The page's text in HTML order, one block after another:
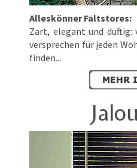
Alleskönner Faltstores:
Zart, elegant und duftig:
versprechen für jeden
finden...